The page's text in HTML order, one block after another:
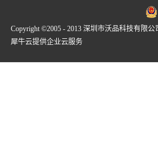
Copyright ©2005 - 2013 深圳市沃品科技有限公
犀牛云提供企业云服务